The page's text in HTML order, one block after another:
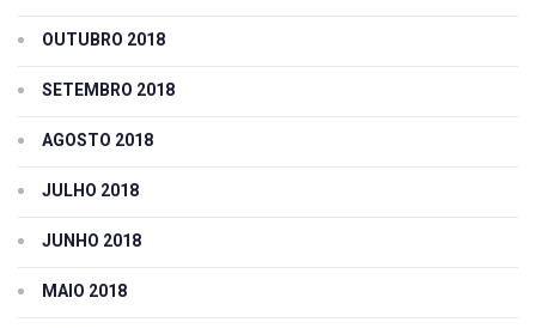
OUTUBRO 2018
SETEMBRO 2018
AGOSTO 2018
JULHO 2018
JUNHO 2018
MAIO 2018